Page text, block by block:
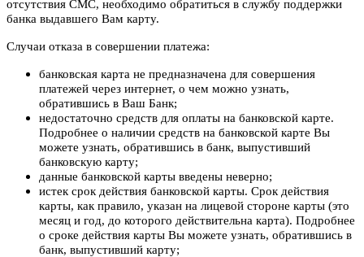
отсутствия СМС, необходимо обратиться в службу поддержки
банка выдавшего Вам карту.
Случаи отказа в совершении платежа:
банковская карта не предназначена для совершения
платежей через интернет, о чем можно узнать,
обратившись в Ваш Банк;
недостаточно средств для оплаты на банковской карте.
Подробнее о наличии средств на банковской карте Вы
можете узнать, обратившись в банк, выпустивший
банковскую карту;
данные банковской карты введены неверно;
истек срок действия банковской карты. Срок действия
карты, как правило, указан на лицевой стороне карты (это
месяц и год, до которого действительна карта). Подробнее
о сроке действия карты Вы можете узнать, обратившись в
банк, выпустивший карту;